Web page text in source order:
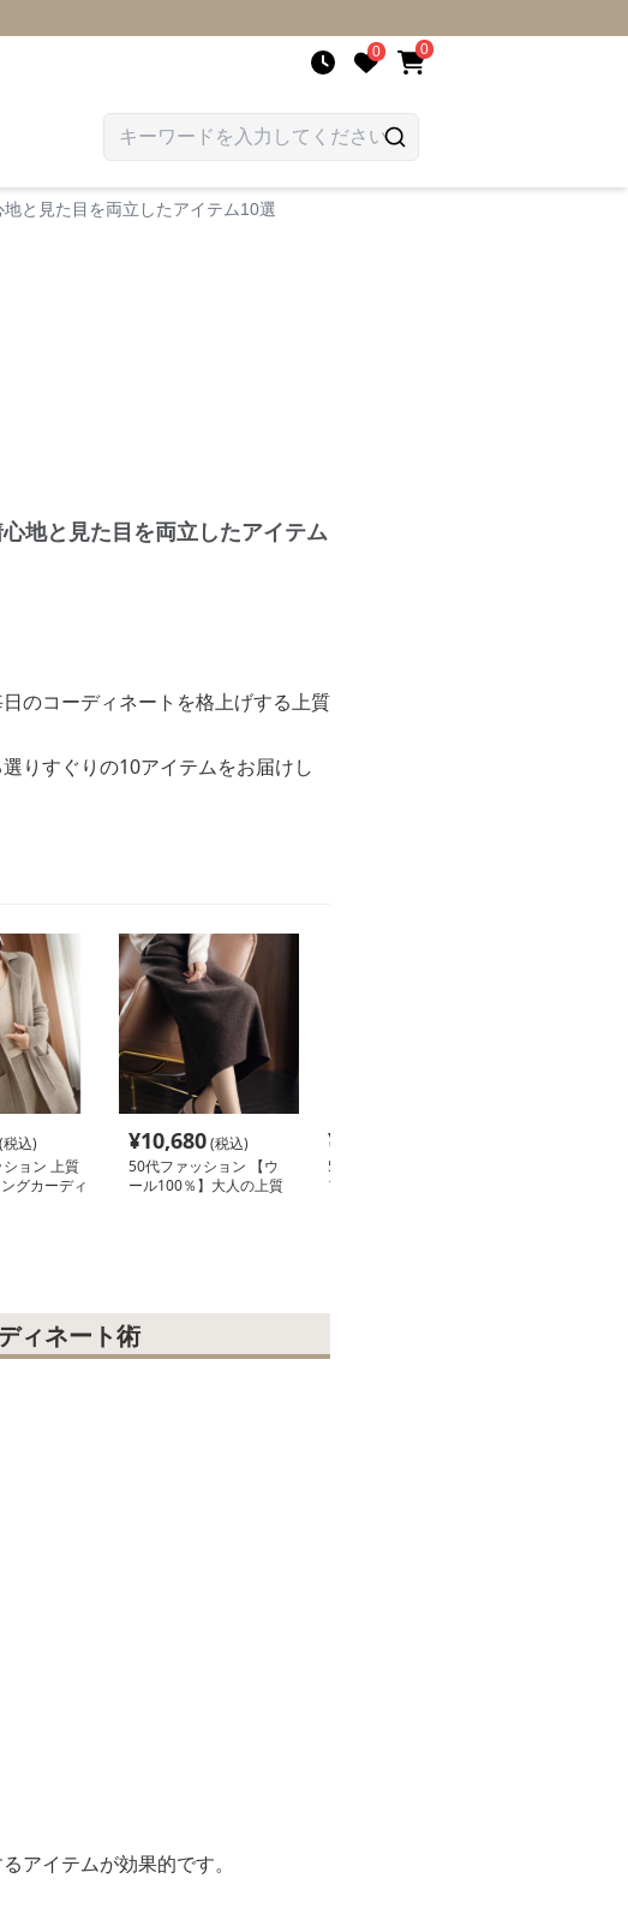
0 0
と見た目を両立したアイテム10選
地と見た目を両立したアイテム
のコーディネートを格上げする上質
りすぐりの10アイテムをお届けし
(税込)
ョン 上質
グカーディ
¥10,680(税込)
50代ファッション 【ウ
ール100％】大人の上質
¥
50代ファッション ベロ
アキャミロングワンピー
ィネート術
アイテムが効果的です。